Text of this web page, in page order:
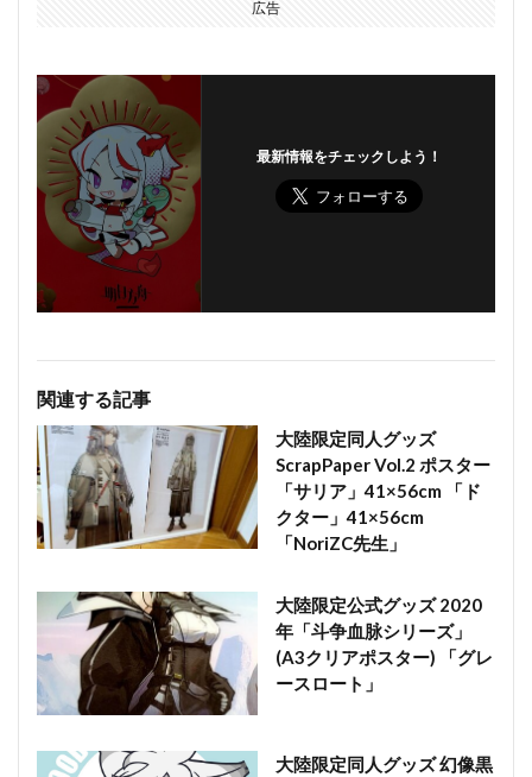
広告
最新情報をチェックしよう！
関連する記事
大陸限定同人グッズ
ScrapPaper Vol.2 ポスター
「サリア」41×56cm 「ド
クター」41×56cm
「NoriZC先生」
大陸限定公式グッズ 2020
年「斗争血脉シリーズ」
(A3クリアポスター) 「グレ
ースロート」
大陸限定同人グッズ 幻像黒